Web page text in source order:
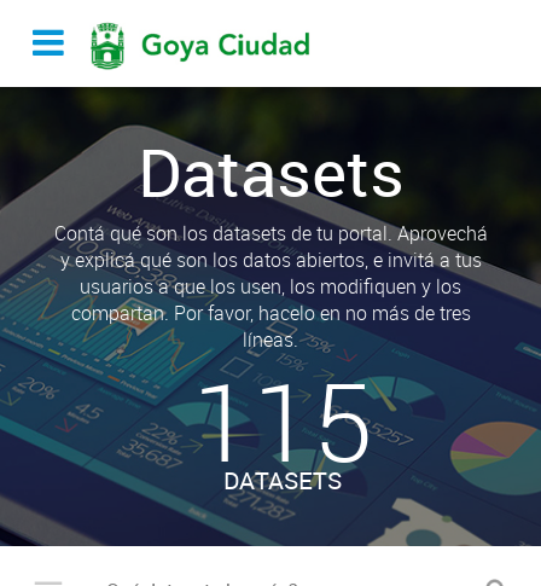
Datasets
Contá qué son los datasets de tu portal. Aprovechá
y explicá qué son los datos abiertos, e invitá a tus
usuarios a que los usen, los modifiquen y los
compartan. Por favor, hacelo en no más de tres
líneas.
115
DATASETS